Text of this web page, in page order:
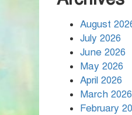
August
July 2026
June 2026
May 2026
April 2026
March 2026
February